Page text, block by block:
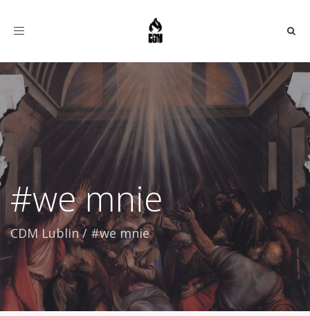
Toggle
#we mnie
CDM Lublin/ #we mnie